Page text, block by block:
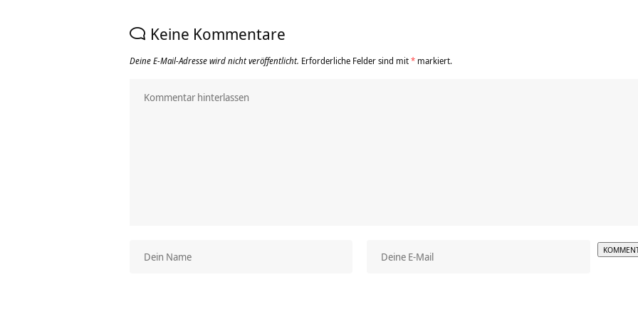
Keine Kommentare
Deine E-Mail-Adresse wird nicht veröffentlicht. Erforderliche Felder sind mit* markiert.